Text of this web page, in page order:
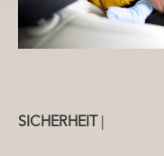
SICHERHEIT